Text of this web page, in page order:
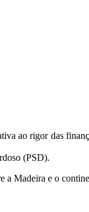
ao rigor das
(PSD).
Madeira e o